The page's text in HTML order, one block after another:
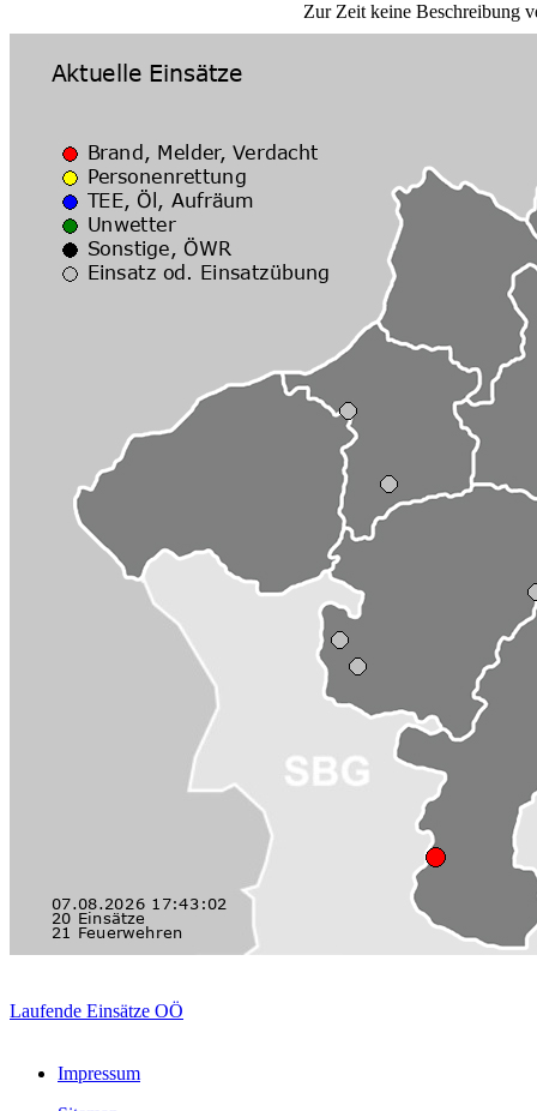
Zur Zeit keine Beschreibung
EventList powered by
Laufende Einsätze OÖ
Impressum